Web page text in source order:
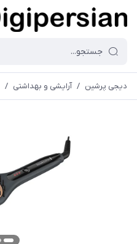
دیجی پرشین / آرایشی و بهداشتی /